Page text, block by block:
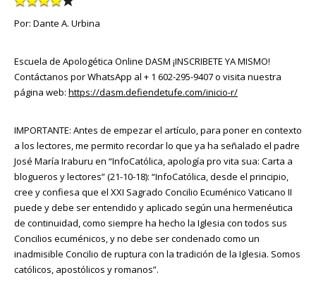
Por: Dante A. Urbina
Escuela de Apologética Online DASM ¡INSCRIBETE YA MISMO!
Contáctanos por WhatsApp al + 1 602-295-9407 o visita nuestra
página web: https://dasm.defiendetufe.com/inicio-r/
IMPORTANTE: Antes de empezar el artículo, para poner en contexto
a los lectores, me permito recordar lo que ya ha señalado el padre
José María Iraburu en “InfoCatólica, apología pro vita sua: Carta a
blogueros y lectores” (21-10-18): “InfoCatólica, desde el principio,
cree y confiesa que el XXI Sagrado Concilio Ecuménico Vaticano II
puede y debe ser entendido y aplicado según una hermenéutica
de continuidad, como siempre ha hecho la Iglesia con todos sus
Concilios ecuménicos, y no debe ser condenado como un
inadmisible Concilio de ruptura con la tradición de la Iglesia. Somos
católicos, apostólicos y romanos”.